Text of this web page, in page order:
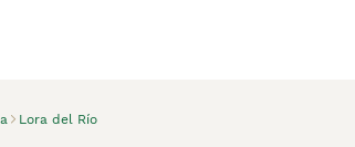
Lora del Río